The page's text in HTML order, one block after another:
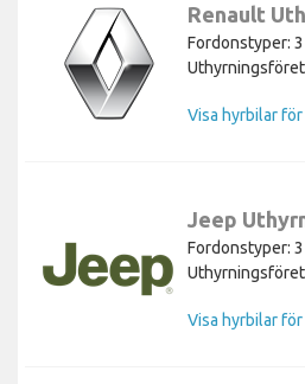
Renault
Fordonstyper: 3
Visa hyrbilar
Jeep
Fordonstyper: 3
Visa hyrbilar